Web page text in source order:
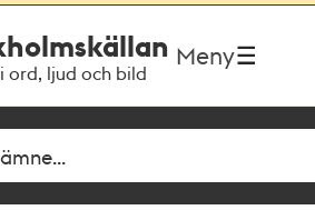
ord, ljud och bild
Meny